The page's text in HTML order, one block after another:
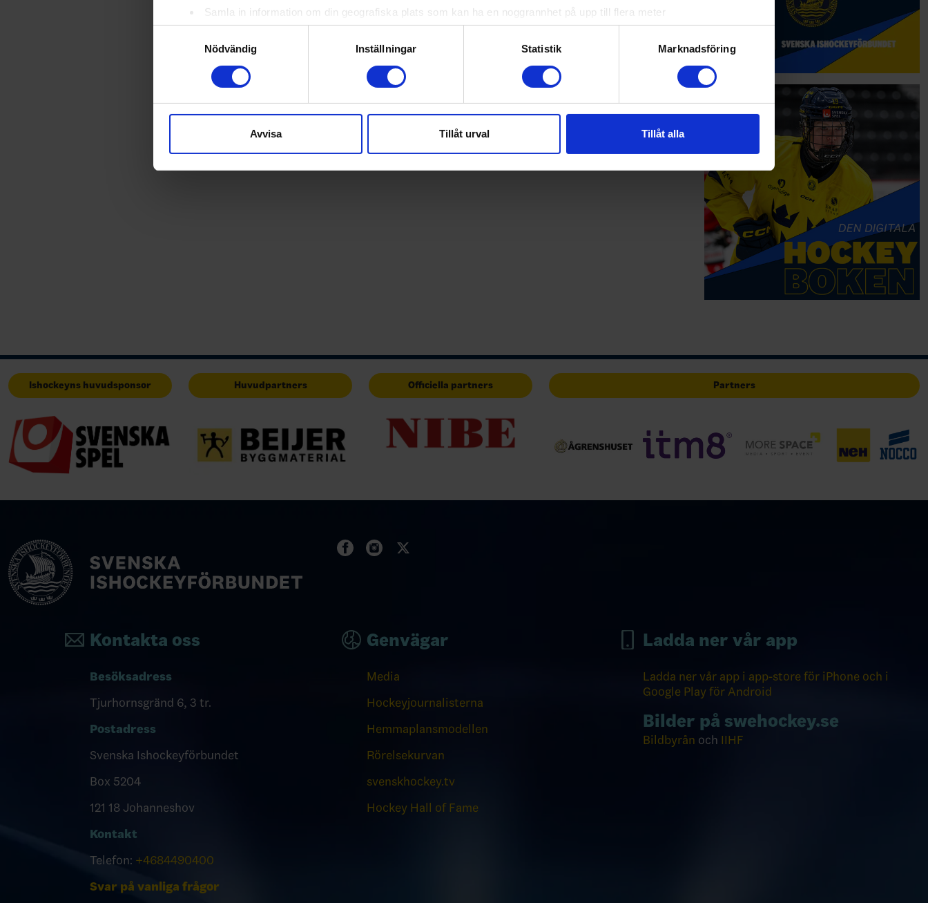
Samla in information om din geografiska plats som kan ha en noggrannhet på upp till flera meter
Identifiera din enhet genom att aktivt skanna den för specifika kännetecken (fingeravtryck)
Ta reda på mer om hur dina personliga uppgifter behandlas och ställ in dina preferenser i
detaljsektionen. Du kan ändra
eller dra tillbaka ditt samtycke när som helst från cookie-förklaringen.
sociala medier och analysera vår trafik. Vi vidarebefordrar även sådana identifierare och annan information från din enhet
till de sociala medier och annons- och analysföretag som vi samarbetar med. Dessa kan i sin tur kombinera informationen
Nödvändig
Inställningar Statistik Marknadsföring
Avvisa Tillåt urval Tillåt alla
Ishockeyns huvudsponsor Huvudpartners Officiella partners Partners
Kontakta oss
Besöksadress
Tjurhornsgränd 6, 3 tr.
Postadress
Svenska Ishockeyförbundet
Box 5204
121 18 Johanneshov
Kontakt
Telefon: +4684490400
Svar på vanliga frågor
Genvägar
Media
Hockeyjournalisterna
Hemmaplansmodellen
Rörelsekurvan
svenskhockey.tv
Hockey Hall of Fame
Ladda ner vår app
Ladda ner vår app i app-store för iPhone och i
Google Play för Android
Bilder på swehockey.se
Bildbyrån och IIHF